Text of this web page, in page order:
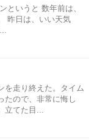
というと 数年前は、
昨日は、いい天気
を走り終えた。タイム
たので、非常に悔し
立てた目...